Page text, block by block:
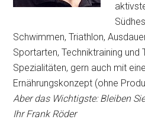
Schwimmen, Triathlon,
Sportarten, Techniktraining und
Spezialitäten, gern auch mit
Ernährungskonzept (ohne
Aber das Wichtigste: Bleiben
Ihr Frank Röder